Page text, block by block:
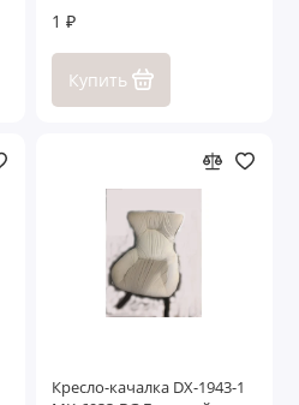
1 ₽
Купить
Кресло-качалка DX-1943-1